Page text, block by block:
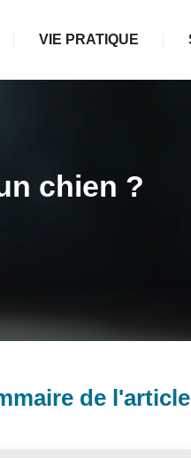
VIE PRATIQUE
chien ?
de l'article